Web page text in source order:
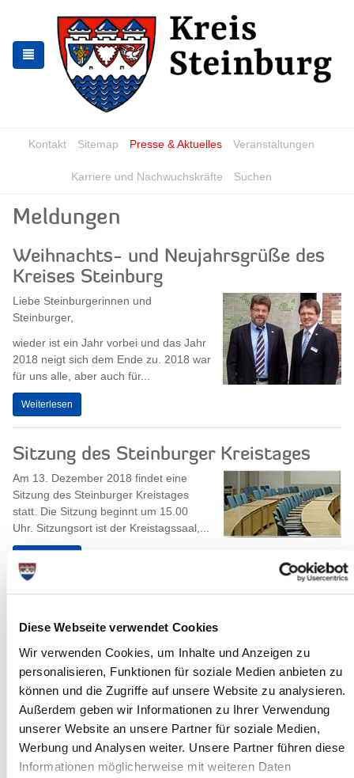
Diese Webseite verwendet Cookies
Wir verwenden Cookies, um Inhalte und Anzeigen zu
personalisieren, Funktionen für soziale Medien anbieten zu
können und die Zugriffe auf unsere Website zu analysieren.
Außerdem geben wir Informationen zu Ihrer Verwendung
unserer Website an unsere Partner für soziale Medien,
Werbung und Analysen weiter. Unsere Partner führen diese
Informationen möglicherweise mit weiteren Daten
springen
springen
Kontakt Sitemap Presse & Aktuelles Veranstaltungen
Karriere und Nachwuchskräfte Suchen
Meldungen
Weihnachts- und Neujahrsgrüße des
Kreises Steinburg
Liebe Steinburgerinnen und
Steinburger,
wieder ist ein Jahr vorbei und das Jahr
2018 neigt sich dem Ende zu. 2018 war
für uns alle, aber auch für...
Weiterlesen
Sitzung des Steinburger Kreistages
Am 13. Dezember 2018 findet eine
Sitzung des Steinburger Kreistages
statt. Die Sitzung beginnt um 15.00
Uhr. Sitzungsort ist der Kreistagssaal,...
Weihnachtliche Märchen und fröhliche
Kinderlieder erwarten die kleinen und
am 21. Dezember 2018 um 17 Uhr
im...
Weiterlesen